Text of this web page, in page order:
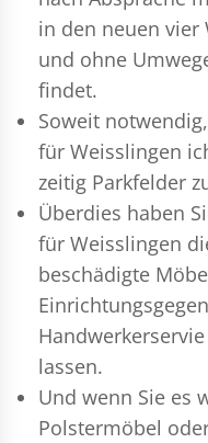
in den neuen vier
und ohne
findet.
Soweit
für Weisslingen
zeitig Parkfelder
Überdies haben
für Weisslingen
beschädigte
lassen.
Und wenn Sie es
Polstermöbel